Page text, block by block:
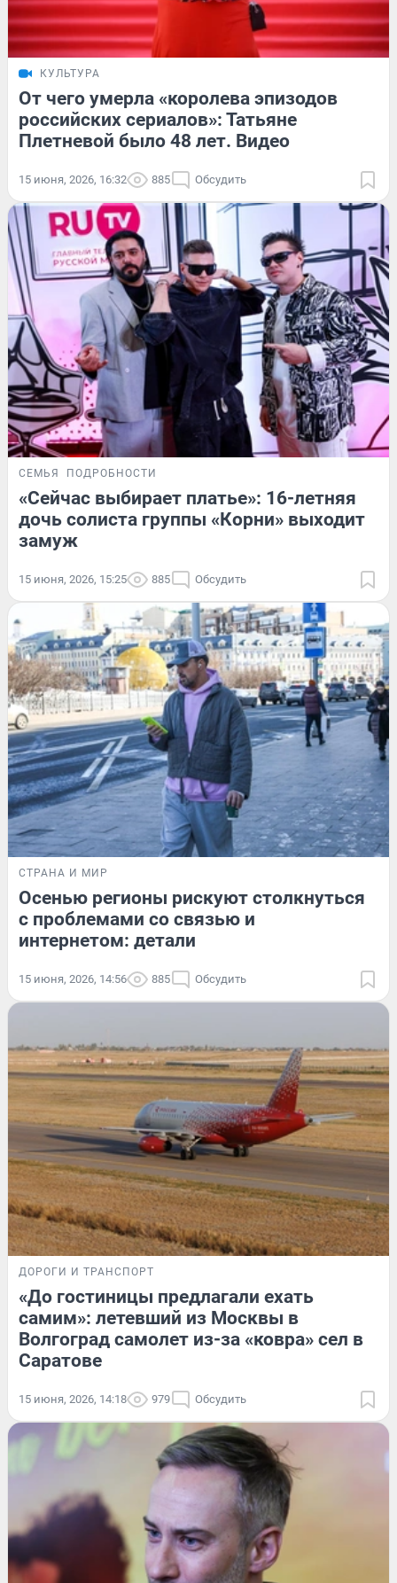
КУЛЬТУРА
От чего умерла «королева эпизодов
российских сериалов»: Татьяне
Плетневой было 48 лет. Видео
15 июня, 2026, 16:32 885 Обсудить
СЕМЬЯ ПОДРОБНОСТИ
«Сейчас выбирает платье»: 16-летняя
дочь солиста группы «Корни» выходит
замуж
15 июня, 2026, 15:25 885 Обсудить
СТРАНА И МИР
Осенью регионы рискуют столкнуться
с проблемами со связью и
интернетом: детали
15 июня, 2026, 14:56 885 Обсудить
ДОРОГИ И ТРАНСПОРТ
«До гостиницы предлагали ехать
самим»: летевший из Москвы в
Волгоград самолет из-за «ковра» сел в
Саратове
15 июня, 2026, 14:18 979 Обсудить